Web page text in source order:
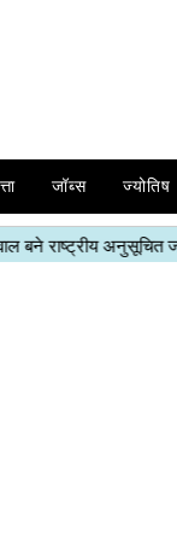
जॉब्स ज्योतिष